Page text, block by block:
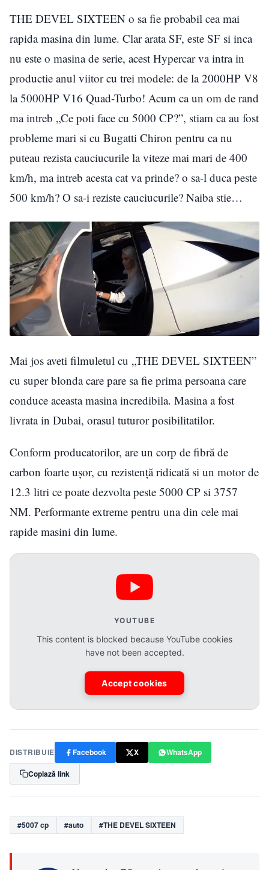
THE DEVEL SIXTEEN o sa fie probabil cea mai
rapida masina din lume. Clar arata SF, este SF si inca
nu este o masina de serie, acest Hypercar va intra in
productie anul viitor cu trei modele: de la 2000HP V8
la 5000HP V16 Quad-Turbo! Acum ca un om de rand
ma intreb „Ce poti face cu 5000 CP?”, stiam ca au fost
probleme mari si cu Bugatti Chiron pentru ca nu
puteau rezista cauciucurile la viteze mai mari de 400
km/h, ma intreb acesta cat va prinde? o sa-l duca peste
500 km/h? O sa-i reziste cauciucurile? Naiba stie…
Mai jos aveti filmuletul cu „THE DEVEL SIXTEEN”
cu super blonda care pare sa fie prima persoana care
conduce aceasta masina incredibila. Masina a fost
livrata in Dubai, orasul tuturor posibilitatilor.
Conform producatorilor, are un corp de fibră de
carbon foarte ușor, cu rezistență ridicată si un motor de
12.3 litri ce poate dezvolta peste 5000 CP si 3757
NM. Performante extreme pentru una din cele mai
rapide masini din lume.
YOUTUBE
This content is blocked because YouTube cookies
have not been accepted.
Accept cookies
DISTRIBUIE Facebook X
WhatsApp
Copiază link
#5007 cp #auto #THE DEVEL SIXTEEN